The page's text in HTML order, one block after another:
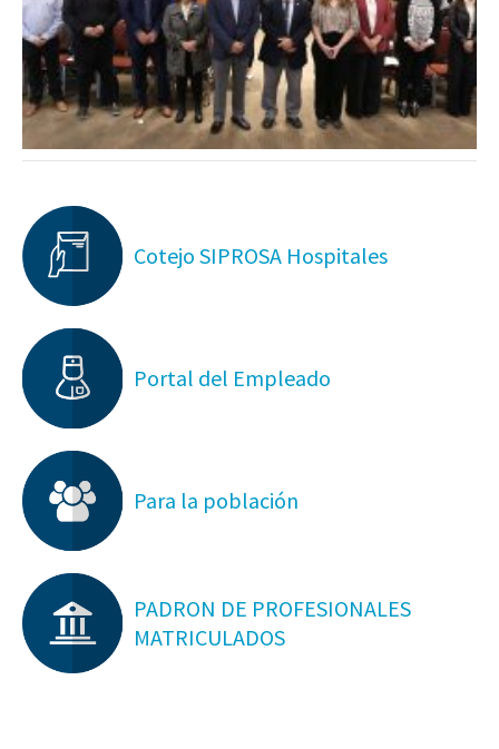
Cotejo SIPROSA Hospitales
Portal del Empleado
Para la población
PADRON DE PROFESIONALES
MATRICULADOS